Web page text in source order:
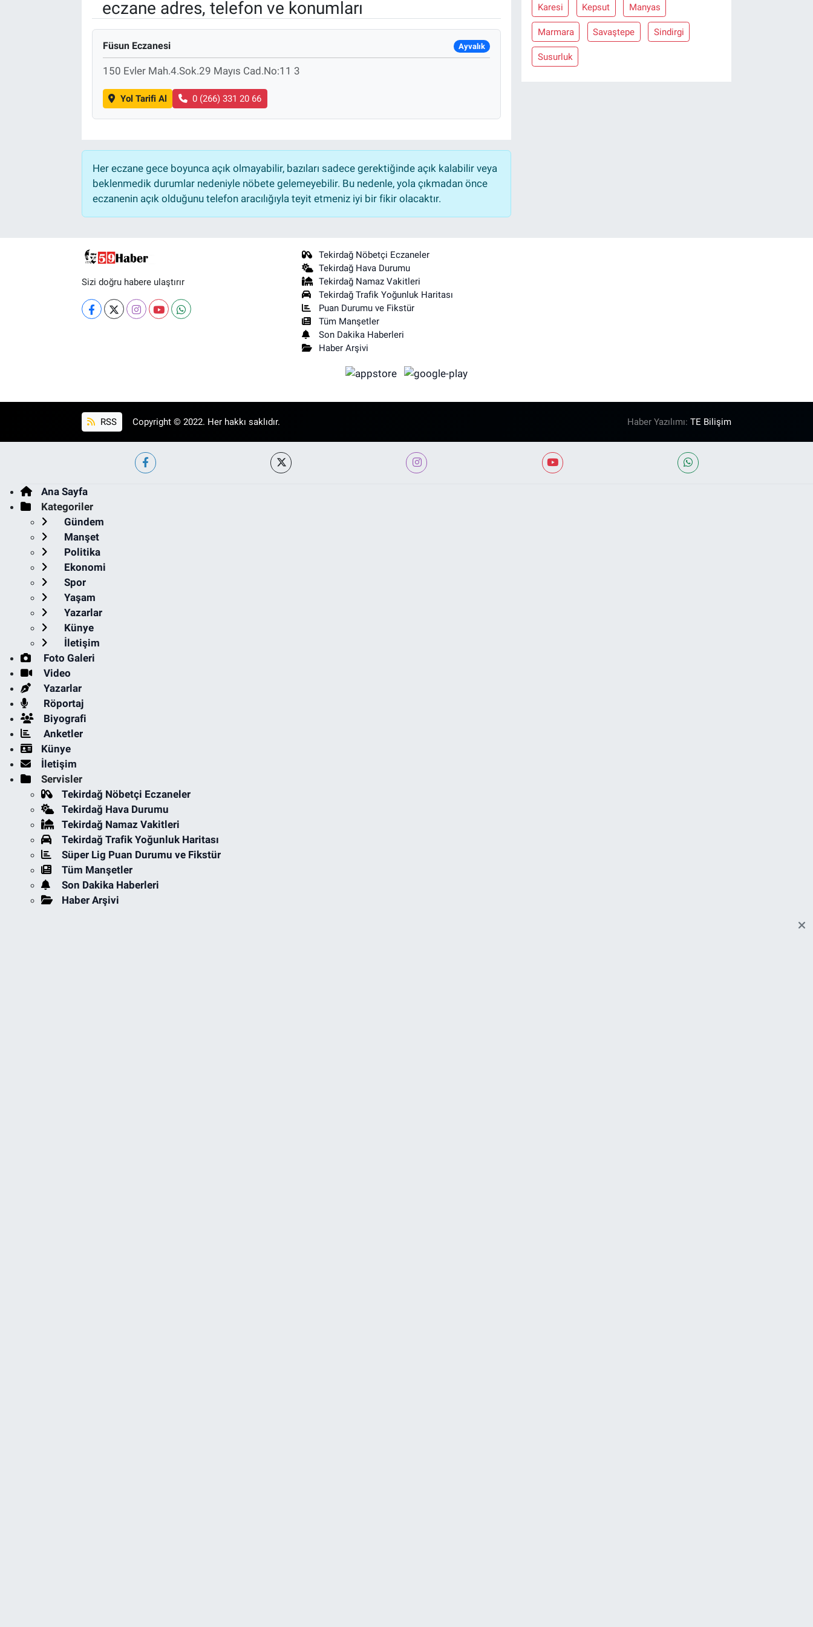
eczane adres, telefon ve konumları
Füsun Eczanesi Ayvalık
150 Evler Mah.4.Sok.29 Mayıs Cad.No:11 3
Yol Tarifi Al 0 (266) 331 20 66
Her eczane gece boyunca açık olmayabilir, bazıları sadece gerektiğinde açık kalabilir veya
beklenmedik durumlar nedeniyle nöbete gelemeyebilir. Bu nedenle, yola çıkmadan önce
eczanenin açık olduğunu telefon aracılığıyla teyit etmeniz iyi bir fikir olacaktır.
Karesi Kepsut Manyas
Marmara Savaştepe Sindirgi
Susurluk
Sizi doğru habere ulaştırır
Tekirdağ Nöbetçi Eczaneler
Tekirdağ Hava Durumu
Tekirdağ Namaz Vakitleri
Tekirdağ Trafik Yoğunluk Haritası
Puan Durumu ve Fikstür
Tüm Manşetler
Son Dakika Haberleri
Haber Arşivi
RSS Copyright © 2022. Her hakkı saklıdır. Haber Yazılımı:TE Bilişim
Ana Sayfa
Kategoriler
Gündem
Manşet
Politika
Ekonomi
Spor
Yaşam
Yazarlar
Künye
İletişim
Foto Galeri
Video
Yazarlar
Röportaj
Biyografi
Anketler
Künye
İletişim
Servisler
Tekirdağ Nöbetçi Eczaneler
Tekirdağ Hava Durumu
Tekirdağ Namaz Vakitleri
Tekirdağ Trafik Yoğunluk Haritası
Süper Lig Puan Durumu ve Fikstür
Tüm Manşetler
Son Dakika Haberleri
Haber Arşivi